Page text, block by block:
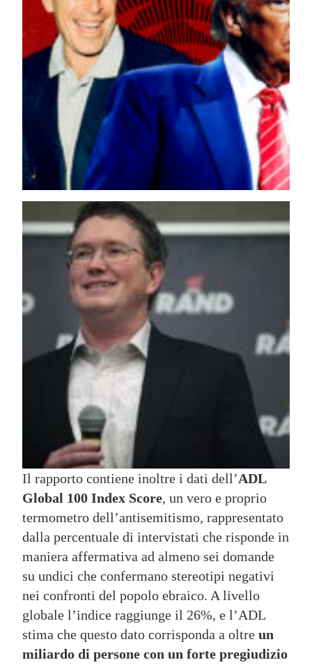
Il rapporto contiene inoltre i dati dell’ADL
Global 100 Index Score, un vero e proprio
termometro dell’antisemitismo, rappresentato
dalla percentuale di intervistati che risponde in
maniera affermativa ad almeno sei domande
su undici che confermano stereotipi negativi
nei confronti del popolo ebraico. A livello
globale l’indice raggiunge il 26%, e l’ADL
stima che questo dato corrisponda a oltre un
miliardo di persone con un forte pregiudizio